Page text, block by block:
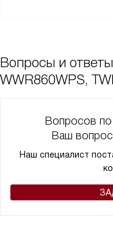
Вопросы и
WWR860WPS,
Вопросов по
Ваш
Наш специалист